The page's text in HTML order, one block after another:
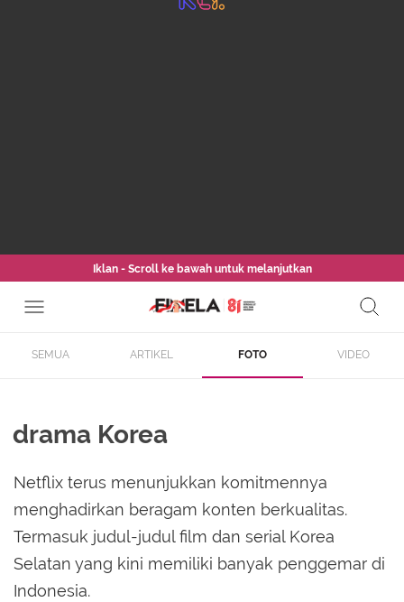
Iklan - Scroll ke bawah untuk melanjutkan
SEMUA ARTIKEL FOTO VIDEO
drama Korea
Netflix terus menunjukkan komitmennya
menghadirkan beragam konten berkualitas.
Termasuk judul-judul film dan serial Korea
Selatan yang kini memiliki banyak penggemar di
Indonesia.